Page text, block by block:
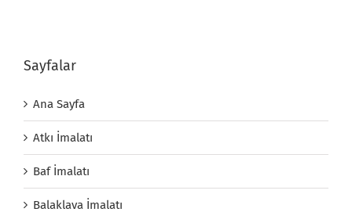
Sayfalar
Ana Sayfa
Atkı İmalatı
Baf İmalatı
Balaklava İmalatı